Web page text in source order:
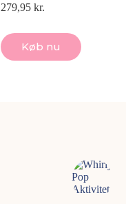
279,95kr.
Køb nu